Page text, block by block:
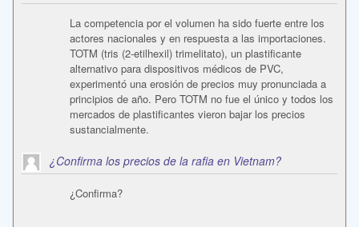
La competencia por el volumen ha sido fuerte entre los
actores nacionales y en respuesta a las importaciones.
TOTM (tris (2-etilhexil) trimelitato), un plastificante
alternativo para dispositivos médicos de PVC,
experimentó una erosión de precios muy pronunciada a
principios de año. Pero TOTM no fue el único y todos los
mercados de plastificantes vieron bajar los precios
sustancialmente.
¿Confirma los precios de la rafia en Vietnam?
¿Confirma?